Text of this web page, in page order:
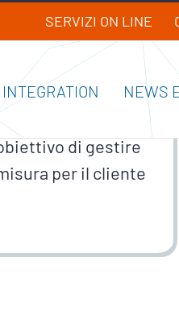
SERVIZI ON LINE
NEWS
di gestire
per il cliente